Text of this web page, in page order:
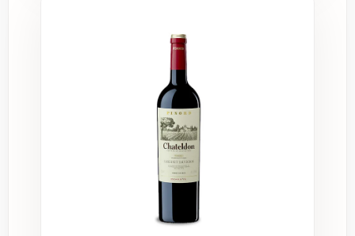
Optimal bei Temperaturen von 16-18 °C
Vor dem Genuss dekantieren, um die
Aromen voll zu entfalten
Perfekt zum Einlagern im Weinkeller für
besondere Momente
FAQ zu Vieux Château Certan 2021
Was macht Vieux Château Certan 2021 besonders?